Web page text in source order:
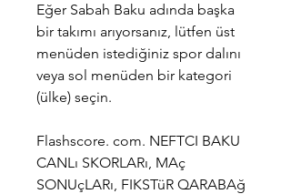
Eğer Sabah Baku adında başka
bir takımı arıyorsanız, lütfen üst
menüden istediğiniz spor dalını
veya sol menüden bir kategori
(ülke) seçin.
Flashscore. com. NEFTCI BAKU
CANLı SKORLARı, MAç
SONUçLARı, FIKSTüR QARABAğ